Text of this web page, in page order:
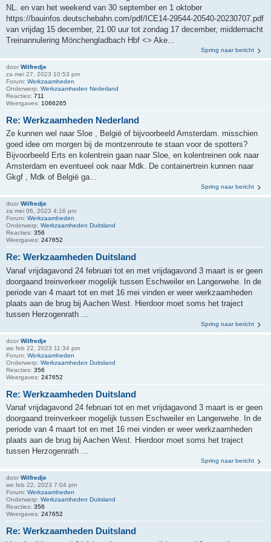
NL. en van het weekend van 30 september en 1 oktober
https://bauinfos.deutschebahn.com/pdf/ICE14-29544-20540-20230707.pdf
van vrijdag 15 december, 21.00 uur tot zondag 17 december, middernacht
Treinannulering Mönchengladbach Hbf <> Ake...
Spring naar bericht
door Wilfredje
za mei 27, 2023 10:53 pm
Forum: Werkzaamheden
Onderwerp: Werkzaamheden Nederland
Reacties: 711
Weergaves: 1066265
Re: Werkzaamheden Nederland
Ze kunnen wel naar Sloe , België of bijvoorbeeld Amsterdam. misschien
goed idee om morgen bij de montzenroute te staan voor de spotters?
Bijvoorbeeld Erts en kolentrein gaan naar Sloe, en kolentreinen ook naar
Amsterdam en eventueel ook naar Mdk. De containertrein kunnen naar
Gkgf , Mdk of België ga...
Spring naar bericht
door Wilfredje
za mei 06, 2023 4:16 pm
Forum: Werkzaamheden
Onderwerp: Werkzaamheden Duitsland
Reacties: 356
Weergaves: 247652
Re: Werkzaamheden Duitsland
Vanaf vrijdagavond 24 februari tot en met vrijdagavond 3 maart is er geen
doorgaand treinverkeer mogelijk tussen Eschweiler en Langerwehe. In de
periode van 4 maart tot en met 16 mei vinden er weer werkzaamheden
plaats aan de brug bij Aachen West. Hierdoor moet soms het traject
tussen Herzogenrath ...
Spring naar bericht
door Wilfredje
wo feb 22, 2023 11:34 pm
Forum: Werkzaamheden
Onderwerp: Werkzaamheden Duitsland
Reacties: 356
Weergaves: 247652
Re: Werkzaamheden Duitsland
Vanaf vrijdagavond 24 februari tot en met vrijdagavond 3 maart is er geen
doorgaand treinverkeer mogelijk tussen Eschweiler en Langerwehe. In de
periode van 4 maart tot en met 16 mei vinden er weer werkzaamheden
plaats aan de brug bij Aachen West. Hierdoor moet soms het traject
tussen Herzogenrath ...
Spring naar bericht
door Wilfredje
wo feb 22, 2023 7:04 pm
Forum: Werkzaamheden
Onderwerp: Werkzaamheden Duitsland
Reacties: 356
Weergaves: 247652
Re: Werkzaamheden Duitsland